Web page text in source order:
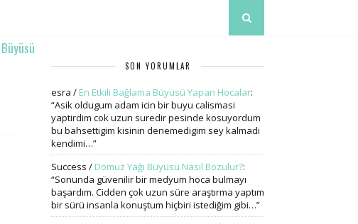
SON YORUMLAR
esra / En Etkili Bağlama Büyüsü Yapan Hocalar:
“Asik oldugum adam icin bir buyu calismasi
yaptirdim cok uzun suredir pesinde kosuyordum
bu bahsettigim kisinin denemedigim sey kalmadi
kendimi…”
Success / Domuz Yağı Büyüsü Nasıl Bozulur?:
“Sonunda güvenilir bir medyum hoca bulmayı
başardım. Cidden çok uzun süre araştırma yaptım
bir sürü insanla konuştum hiçbiri istediğim gibi…”